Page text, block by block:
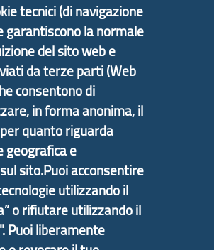
territoriale e sviluppo locale
si è sviluppato a
nazionale Aree Interne
per lo Sviluppo
al rilancio socio-economico
In particolare fornisce
sulla Strategia
, in collaborazione con Regione
tecnici (di navigazione
garantiscono la normale
del sito web e
da terze parti (Web
consentono di
in forma anonima, il
quanto riguarda
geografica e
sito.Puoi acconsentire
utilizzando il
o rifiutare utilizzando il
Puoi liberamente